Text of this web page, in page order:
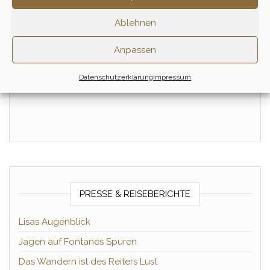
Ablehnen
Anpassen
DatenschutzerklärungImpressum
Tagesritt – Juni Tagesritt – Juli
Zum Ritt
PRESSE & REISEBERICHTE
Lisas Augenblick
Jagen auf Fontanes Spuren
Das Wandern ist des Reiters Lust